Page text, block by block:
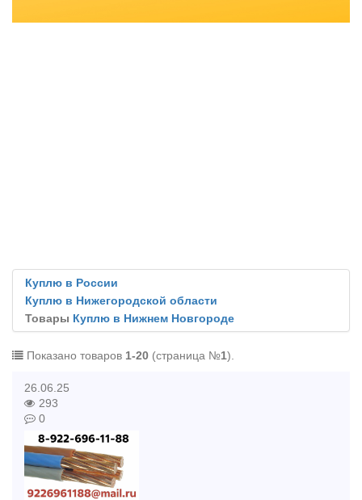
Куплю в России
Куплю в Нижегородской области
Товары Куплю в Нижнем Новгороде
Показано товаров 1-20 (страница №1).
26.06.25
293
0